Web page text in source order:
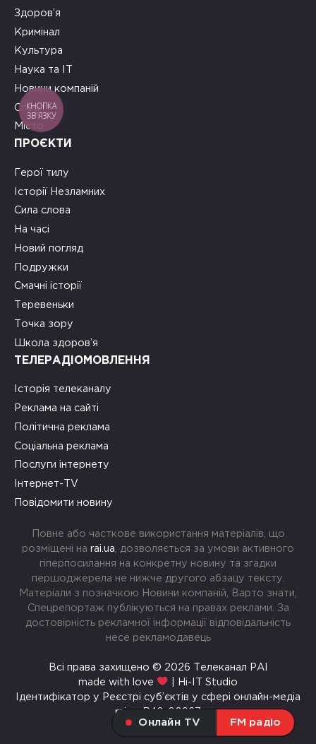
Онлайн TV FM радіо
Здоров’я
Кримінал
Культура
Наука та ІТ
Новини компаній
Спорт
Місто
ПРОЄКТИ
Герої тилу
Історії Незламних
Сила слова
На часі
Новий погляд
Подружки
Смачні історії
Теревеньки
Точка зору
Школа здоров’я
ТЕЛЕРАДІОМОВЛЕННЯ
Історія телеканалу
Реклама на сайті
Політична реклама
Соціальна реклама
Послуги інтернету
Інтернет-TV
Повідомити новину
Повне або часткове використання матеріалів, що
розміщені на rai.ua , дозволяється за умови активного
гіперпосилання на конкретну новину та згадки
першоджерела не нижче другого абзацу тексту.
Матеріали з позначкою Новини компаній, Варто знати,
Спецрепортаж публікуються на правах реклами. За
достовірність рекламної інформації відповідальність
несе рекламодавець
Всі права захищено © 2026 Телеканал РАІ
made with love
| Hi-IT Studio
Ідентифікатор у Реєстрі суб’єктів у сфері онлайн-медіа
rai.ua R40-00967
КНОПКА
ЗВ'ЯЗКУ